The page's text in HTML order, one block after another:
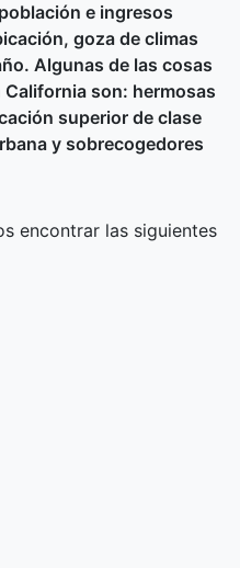
e ingresos
goza de climas
Algunas de las cosas
son: hermosas
superior de clase
y sobrecogedores
encontrar las siguientes